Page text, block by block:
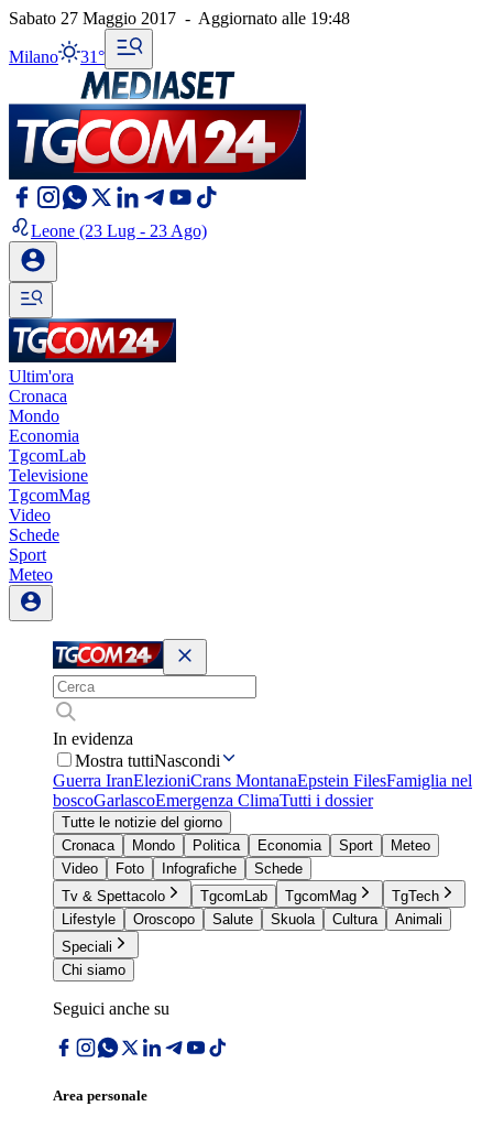
Sabato 27 Maggio 2017 - Aggiornato alle 19:48
Milano 31°
Leone (23 Lug - 23 Ago)
Ultim'ora
Cronaca
Mondo
Economia
TgcomLab
Televisione
TgcomMag
Video
Schede
Sport
Meteo
In evidenza
Mostra tuttiNascondi
Guerra IranElezioniCrans MontanaEpstein FilesFamiglia nel
boscoGarlascoEmergenza ClimaTutti i dossier
Tutte le notizie del giorno
Cronaca
Mondo Politica Economia Sport
Meteo
Video
Foto Infografiche
Schede
Tv & Spettacolo
TgcomLab TgcomMag
TgTech
Lifestyle
Oroscopo Salute Skuola Cultura
Animali
Speciali
Chi siamo
Seguici anche su
Area personale